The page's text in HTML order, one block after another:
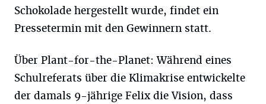
Schokolade hergestellt wurde, findet ein
Pressetermin mit den Gewinnern statt.
Über Plant-for-the-Planet: Während eines
Schulreferats über die Klimakrise entwickelte
der damals 9-jährige Felix die Vision, dass